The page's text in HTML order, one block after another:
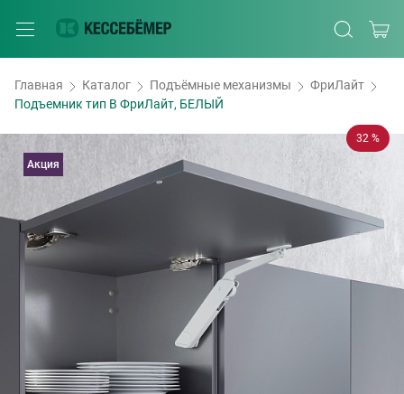
Главная Каталог Подъёмные механизмы
ФриЛайт
Подъемник тип B ФриЛайт, БЕЛЫЙ
32 %
Акция